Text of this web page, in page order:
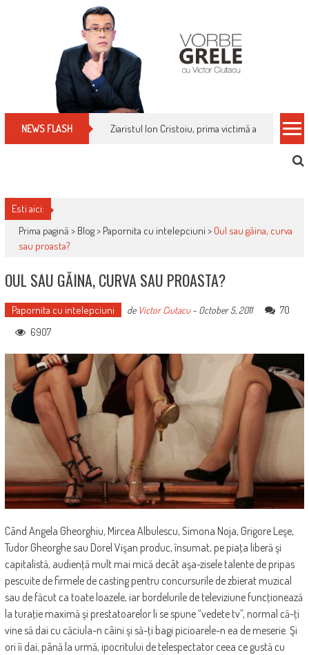
NEWS FLASH Ziaristul Ion Cristoiu, prima victimă a noi
Esti aici:
Prima pagină > Blog> Papornita cu intelepciuni > Oul sau găina, curva
sau proasta?
OUL SAU GĂINA, CURVA SAU PROASTA?
Papornita cu intelepciuni de Victor Ciutacu- October 5, 2011
70
6907
Când Angela Gheorghiu, Mircea Albulescu, Simona Noja, Grigore Leşe,
Tudor Gheorghe sau Dorel Vişan produc, însumat, pe piaţa liberă şi
capitalistă, audienţă mult mai mică decât aşa-zisele talente de pripas
pescuite de firmele de casting pentru concursurile de zbierat muzical
sau de făcut ca toate loazele, iar bordelurile de televiziune funcţionează
la turaţie maximă şi prestatoarelor li se spune “vedete tv”, normal că-ţi
vine să dai cu căciula-n câini şi să-ţi bagi picioarele-n ea de meserie. Şi
ori îi dai, până la urmă, ipocritului de telespectator ceea ce gustă cu